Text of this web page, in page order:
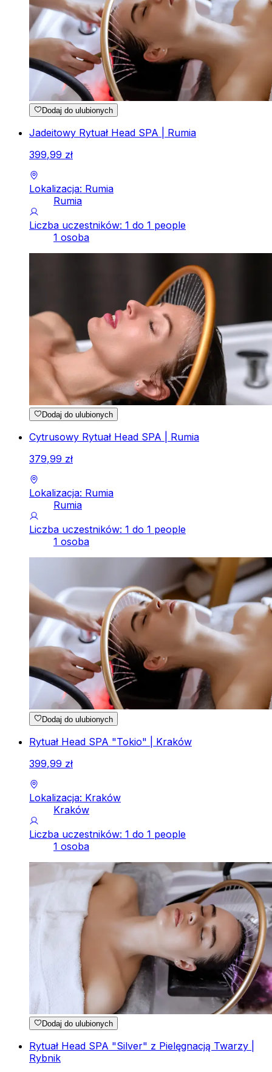
Dodaj do ulubionych
Jadeitowy Rytuał Head SPA | Rumia
399,99 zł
Lokalizacja: Rumia
Rumia
Liczba uczestników: 1 do 1 people
1 osoba
Dodaj do ulubionych
Cytrusowy Rytuał Head SPA | Rumia
379,99 zł
Lokalizacja: Rumia
Rumia
Liczba uczestników: 1 do 1 people
1 osoba
Dodaj do ulubionych
Rytuał Head SPA "Tokio" | Kraków
399,99 zł
Lokalizacja: Kraków
Kraków
Liczba uczestników: 1 do 1 people
1 osoba
Dodaj do ulubionych
Rytuał Head SPA "Silver" z Pielęgnacją Twarzy |
Rybnik